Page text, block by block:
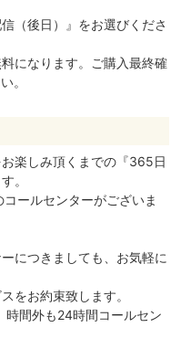
（後日）』をお選びくださ
になります。ご購入最終確
。
楽しみ頂くまでの『365日
。
ールセンターがございま
につきましても、お気軽に
をお約束致します。
間外も24時間コールセン